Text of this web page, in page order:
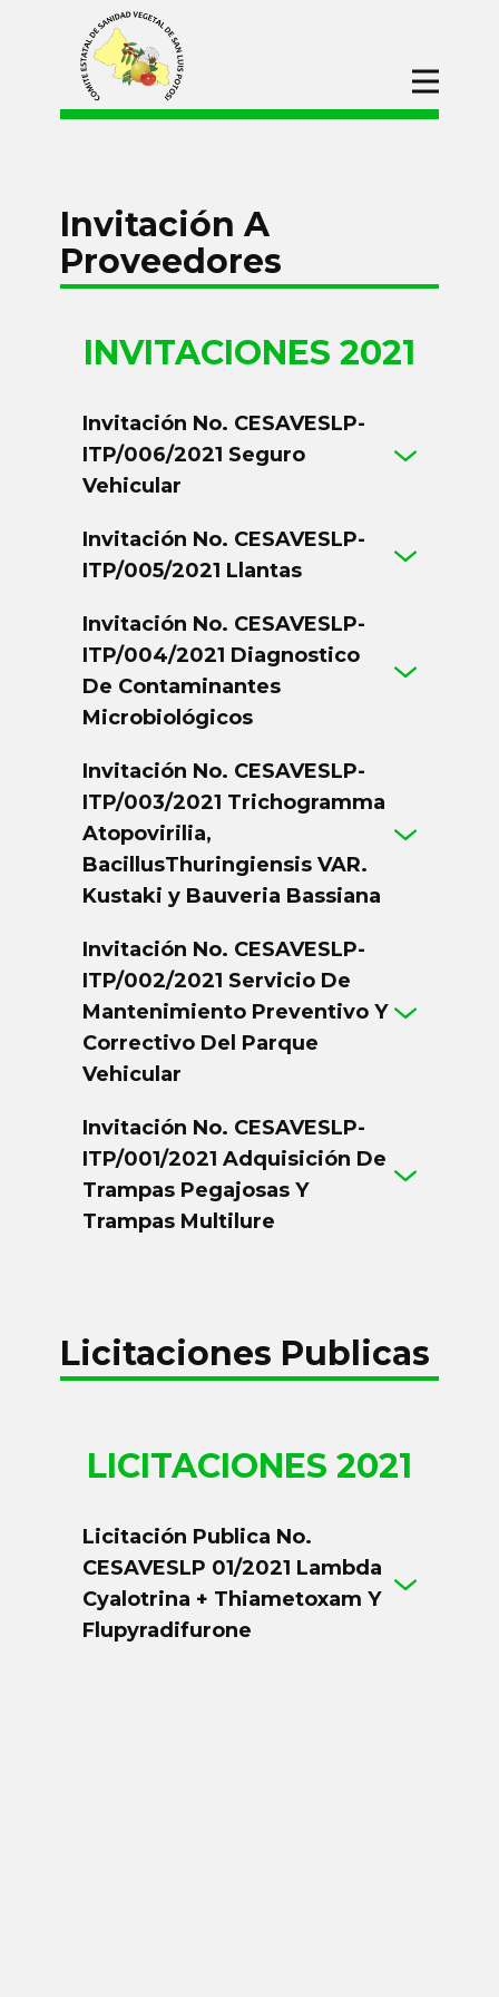
Inicio
Procesos de
Adquisiciones
2022
2020
Convocatorias
Divulgación
Invitación A
Proveedores
INVITACIONES​ 2021
Invitación No. CESAVESLP-
ITP/006/2021 Seguro
Vehicular
Invitación No. CESAVESLP-
ITP/005/2021 Llantas
Invitación No. CESAVESLP-
ITP/004/2021 Diagnostico
De Contaminantes
Microbiológicos
Invitación No. CESAVESLP-
ITP/003/2021 Trichogramma
Atopovirilia,
BacillusThuringiensis VAR.
Kustaki y Bauveria Bassiana
Invitación No. CESAVESLP-
ITP/002/2021 Servicio De
Mantenimiento Preventivo Y
Correctivo Del Parque
Vehicular
Invitación No. CESAVESLP-
ITP/001/2021 Adquisición De
Trampas Pegajosas Y
Trampas Multilure
Licitaciones Publicas
LICITACIONES​ 2021
Licitación Publica No.
CESAVESLP 01/2021 Lambda
Cyalotrina + Thiametoxam Y
Flupyradifurone